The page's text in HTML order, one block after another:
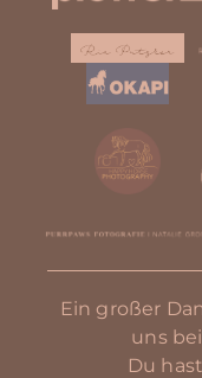
Ein großer
uns
Du